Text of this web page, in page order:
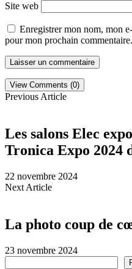
Site web
Enregistrer mon nom, mon
pour mon prochain commentaire.
View Comments (0)
Previous Article
Les salons Elec
Tronica Expo 2024
22 novembre 2024
Next Article
La photo coup de
23 novembre 2024